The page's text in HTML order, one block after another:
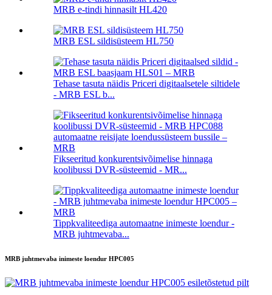
MRB e-tindi hinnasilt HL420
MRB ESL sildisüsteem HL750
Tehase tasuta näidis Priceri digitaalsetele siltidele
- MRB ESL b...
Fikseeritud konkurentsivõimelise hinnaga
koolibussi DVR-süsteemid - MR...
Tippkvaliteediga automaatne inimeste loendur -
MRB juhtmevaba...
MRB juhtmevaba inimeste loendur HPC005